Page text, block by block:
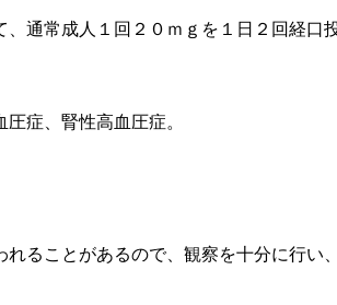
、通常成人１回２０ｍｇを１日２回経口
症、腎性高血圧症。
れることがあるので、観察を十分に行い